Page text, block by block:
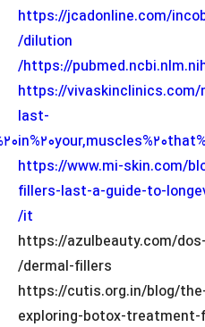
https://jcadonline.com/
dilution/
https://
https://
last-
https://www.mi-skin.com/
fillers-last-a-guide-to-
it/
https://azulbeauty.com/
dermal-fillers/
https://cutis.org.in/blog/
exploring-botox-